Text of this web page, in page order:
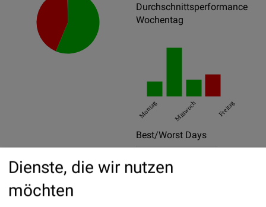
Durchschnittsperformance
Wochentag
Montag Mittwoch Freitag
Best/Worst Days
24.03.2020
Dienste, die wir nutzen
möchten